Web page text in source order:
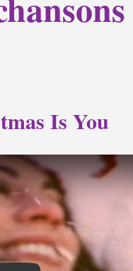
Is You